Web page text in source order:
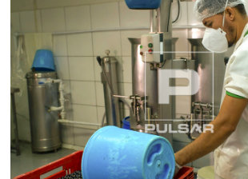
Título do projeto
Códigos
ENVIAR
Protegido por reCAPTCHA —Privacidade·
NÃO
SIM
Título do projeto
Tamanho PR$ 57,00
Tamanho MR$ 114,00
Tamanho GR$ 171,00